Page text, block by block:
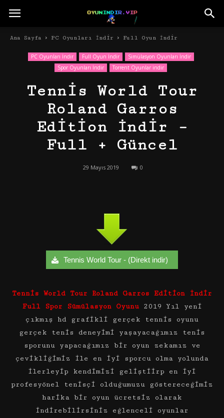
Ana Sayfa PC Oyunları İndir Full Oyun İndir
PC Oyunları İndir Full Oyun İndir
Simülasyon Oyunları İndir
Spor Oyunları İndir
Torrent Oyunlar indir
Tennis World Tour
Roland Garros
Edition İndir –
Full + Güncel
29 Mayıs 2019 0
Tennis World Tour - (Direkt indir)
Tennis World Tour Roland Garros Edition İndir
Full Spor Sümülasyon Oyunu 2019 Yıl yeni
çıkmış hd grafikli gerçek tennis oyunu
gerçek tenis deneyimi yaşayacağımız tenis
sporunu yapacağımız bir oyun zekamız ve
çevikliğimiz ile en iyi sporcu olma yolunda
ilerleyip kendimizi geliştiirp en iyi
profesyönel tenisçi olduğumuzu göstereceğimiz
harika bir oyun ücretsiz olarak
indirebilirsiniz eğlenceli oyunlar